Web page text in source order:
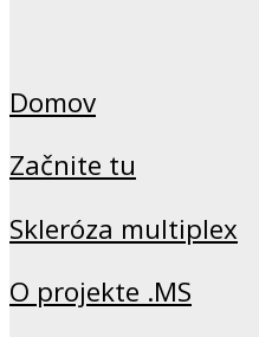
Domov
Začnite tu
Skleróza multiplex
O projekte .MS